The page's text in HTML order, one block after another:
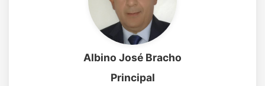
Albino José Bracho
Principal